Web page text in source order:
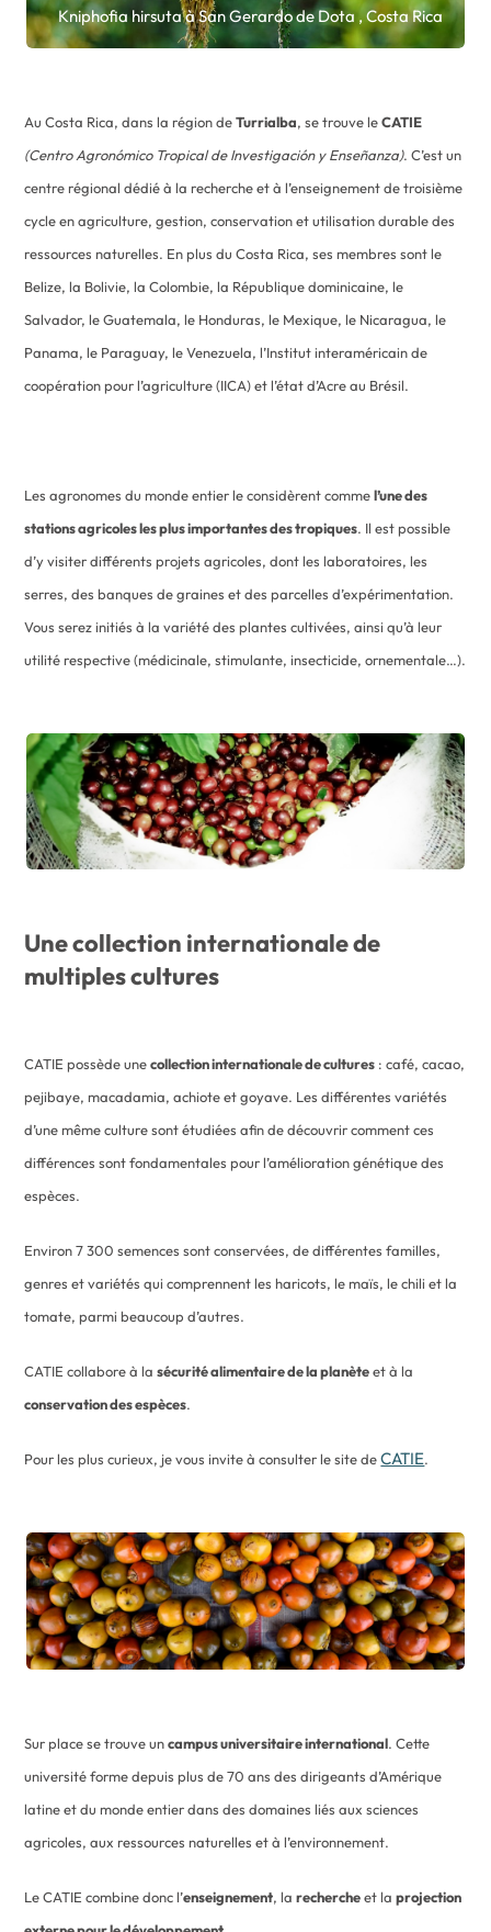
Kniphofia hirsuta à San Gerardo de Dota , Costa Rica
Au Costa Rica, dans la région deTurrialba, se trouve leCATIE
(Centro Agronómico Tropical de Investigación y Enseñanza). C’est un
centre régional dédié à la recherche et à l’enseignement de troisième
cycle en agriculture, gestion, conservation et utilisation durable des
ressources naturelles. En plus du Costa Rica, ses membres sont le
Belize, la Bolivie, la Colombie, la République dominicaine, le
Salvador, le Guatemala, le Honduras, le Mexique, le Nicaragua, le
Panama, le Paraguay, le Venezuela, l’Institut interaméricain de
coopération pour l’agriculture (IICA) et l’état d’Acre au Brésil.
Les agronomes du monde entier le considèrent commel’une des
stations agricoles les plus importantes des tropiques. Il est possible
d’y visiter différents projets agricoles, dont les laboratoires, les
serres, des banques de graines et des parcelles d’expérimentation.
Vous serez initiés à la variété des plantes cultivées, ainsi qu’à leur
utilité respective (médicinale, stimulante, insecticide, ornementale…).
Une collection internationale de
multiples cultures
CATIE possède unecollection internationale de cultures : café, cacao,
pejibaye, macadamia, achiote et goyave. Les différentes variétés
d’une même culture sont étudiées afin de découvrir comment ces
différences sont fondamentales pour l’amélioration génétique des
espèces.
Environ 7 300 semences sont conservées, de différentes familles,
genres et variétés qui comprennent les haricots, le maïs, le chili et la
tomate, parmi beaucoup d’autres.
CATIE collabore à lasécurité alimentaire de la planèteet à la
conservation des espèces.
Pour les plus curieux, je vous invite à consulter le site deCATIE.
Sur place se trouve uncampus universitaire international. Cette
université forme depuis plus de 70 ans des dirigeants d’Amérique
latine et du monde entier dans des domaines liés aux sciences
agricoles, aux ressources naturelles et à l’environnement.
Le CATIE combine donc l’enseignement, larechercheet laprojection